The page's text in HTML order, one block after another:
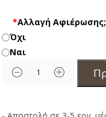
*Αλλαγή Αφιέρωσης;
Όχι
Ναι